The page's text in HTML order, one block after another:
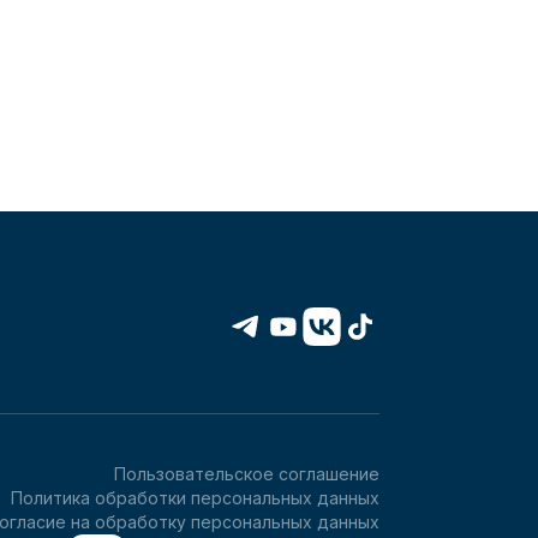
Пользовательское соглашение
Политика обработки персональных данных
на обработку персональных данных